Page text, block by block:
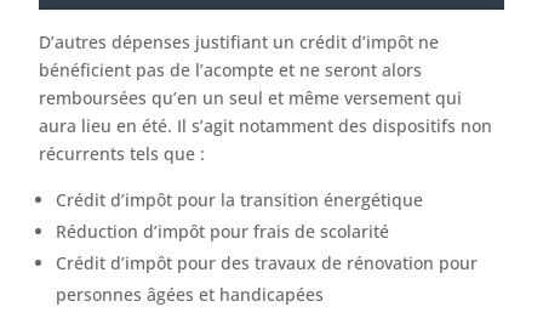
D’autres dépenses justifiant un crédit d’impôt ne
bénéficient pas de l’acompte et ne seront alors
remboursées qu’en un seul et même versement qui
aura lieu en été. Il s’agit notamment des dispositifs non
récurrents tels que :
Crédit d’impôt pour la transition énergétique
Réduction d’impôt pour frais de scolarité
Crédit d’impôt pour des travaux de rénovation pour
personnes âgées et handicapées